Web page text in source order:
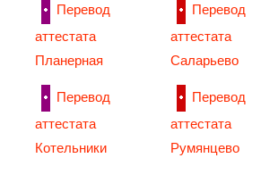
Перевод
аттестата
Планерная
Перевод
аттестата
Саларьево
Перевод
аттестата
Котельники
Перевод
аттестата
Румянцево